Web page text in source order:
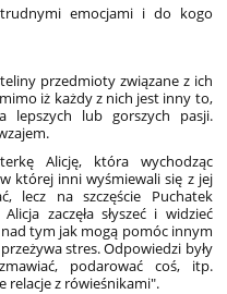
emocjami i do kogo
przedmioty związane z ich
iż każdy z nich jest inny to,
lub gorszych pasji.
Alicję, która wychodząc
której inni wyśmiewali się z jej
lecz na szczęście Puchatek
zaczęła słyszeć i widzieć
nad tym jak mogą pomóc innym
stres. Odpowiedzi były
podarować coś, itp.
relacje z rówieśnikami".